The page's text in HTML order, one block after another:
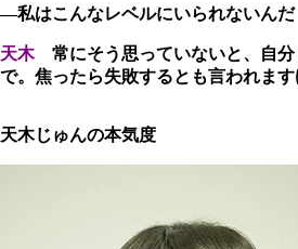
―私はこんなレベルにいられないんだ
天木常にそう思っていないと、自分
で。焦ったら失敗するとも言われます
天木じゅんの本気度